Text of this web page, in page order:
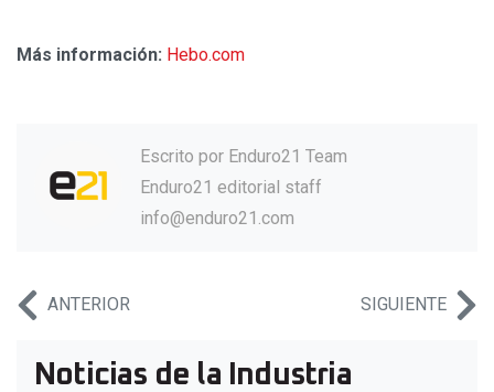
Más información: Hebo.com
Escrito por Enduro21 Team
Enduro21 editorial staff
info@enduro21.com
ANTERIOR SIGUIENTE
Noticias de la Industria